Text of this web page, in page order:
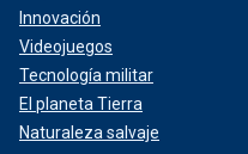
Innovación
Videojuegos
Tecnología militar
El planeta Tierra
Naturaleza salvaje